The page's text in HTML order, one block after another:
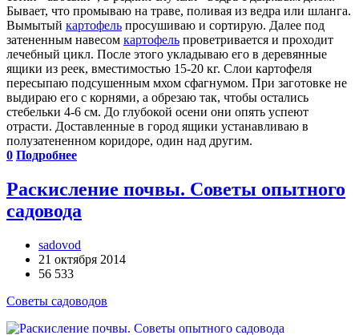
Бывает, что промываю на траве, поливая из ведра или шланга.
Вымытый картофель просушиваю и сортирую. Далее под
затененным навесом картофель проветривается и проходит
лечебный цикл. После этого укладываю его в деревянные
ящики из реек, вместимостью 15-20 кг. Слои картофеля
пересыпаю подсушенным мхом сфагнумом. При заготовке не
выдираю его с корнями, а обрезаю так, чтобы остались
стебельки 4-6 см. До глубокой осени они опять успеют
отрасти. Доставленные в город ящики устанавливаю в
полузатененном коридоре, один над другим.
0 Подробнее
Раскисление почвы. Советы опытного
садовода
sadovod
21 октября 2014
56 533
Советы садоводов